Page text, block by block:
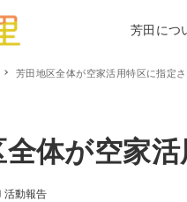
芳田につ
芳田地区全体が空家活用特区に指定
体が空家
活動報告